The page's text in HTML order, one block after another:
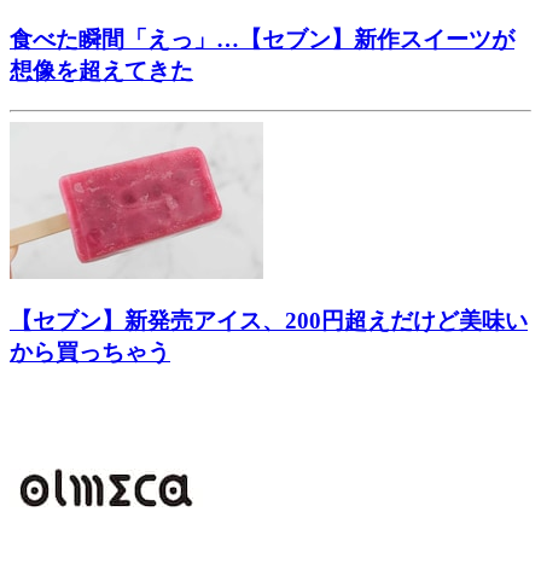
食べた瞬間「えっ」…【セブン】新作スイーツが
想像を超えてきた
【セブン】新発売アイス、200円超えだけど美味い
から買っちゃう